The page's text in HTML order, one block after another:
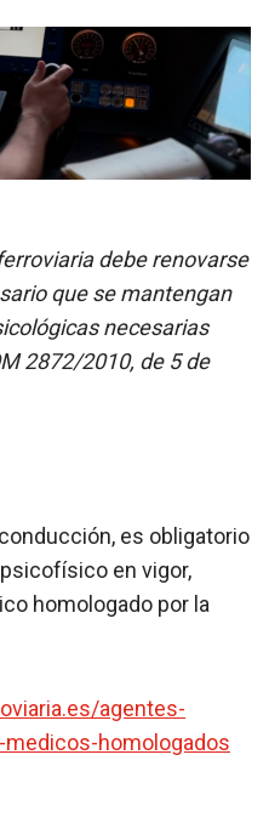
debe renovarse
que se mantengan
necesarias
2872/2010, de 5 de
es obligatorio
en vigor,
homologado por la
agentes-
homologados